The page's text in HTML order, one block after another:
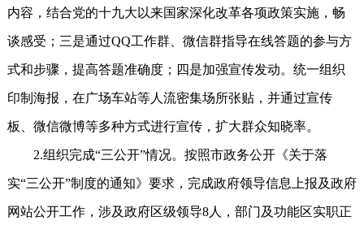
内容，结合党的十九大以来国家深化改革各项政策实施，畅
谈感受；三是通过QQ工作群、微信群指导在线答题的参与方
式和步骤，提高答题准确度；四是加强宣传发动。统一组织
印制海报，在广场车站等人流密集场所张贴，并通过宣传
板、微信微博等多种方式进行宣传，扩大群众知晓率。
2.组织完成“三公开”情况。按照市政务公开《关于落
实“三公开”制度的通知》要求，完成政府领导信息上报及政府
网站公开工作，涉及政府区级领导8人，部门及功能区实职正